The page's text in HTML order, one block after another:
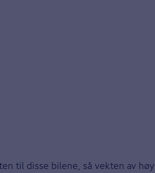
til disse bilene, så vekten av